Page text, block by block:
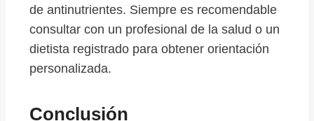
de antinutrientes. Siempre es recomendable
consultar con un profesional de la salud o un
dietista registrado para obtener orientación
personalizada.
Conclusión